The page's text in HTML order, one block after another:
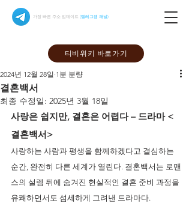
가장 빠른 주소 업데이트 (텔레그램 채널)
티비위키 바로가기
결혼백서
2024년 12월 28일 1분 분량
최종 수정일: 2025년 3월 18일
사랑은 쉽지만, 결혼은 어렵다 – 드라마 <
결혼백서>
사랑하는 사람과 평생을 함께하겠다고 결심하는
순간, 완전히 다른 세계가 열린다. 결혼백서는 로맨
스의 설렘 뒤에 숨겨진 현실적인 결혼 준비 과정을
유쾌하면서도 섬세하게 그려낸 드라마다.